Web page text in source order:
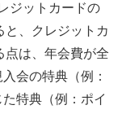
ジットカードの
と、クレジットカ
点は、年会費が全
会の特典（例：
特典（例：ポイ